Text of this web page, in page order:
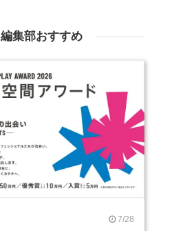
編集部おすすめ
7/28